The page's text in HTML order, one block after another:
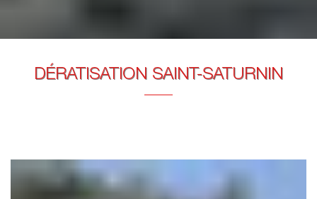
DÉRATISATION SAINT-SATURNIN